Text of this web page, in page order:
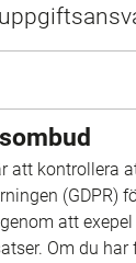
att kontrollera
(GDPR)
att
Om du har